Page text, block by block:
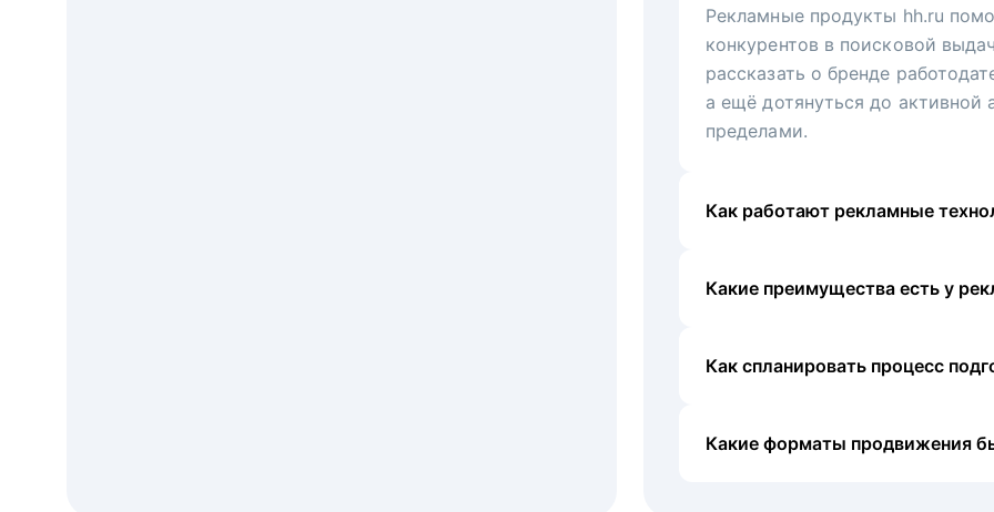
Рекламные продукты hh.ru
конкурентов в поисковой
рассказать о бренде
а ещё дотянуться до активной
пределами.
Как работают рекламные
Какие преимущества есть у
Как спланировать процесс
Какие форматы продвижения